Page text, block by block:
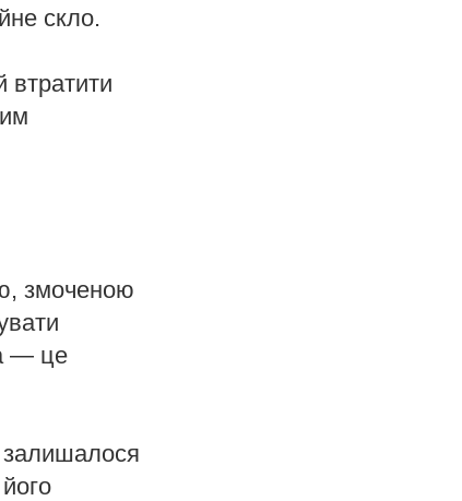
скло.
втратити
змоченою
— це
залишалося